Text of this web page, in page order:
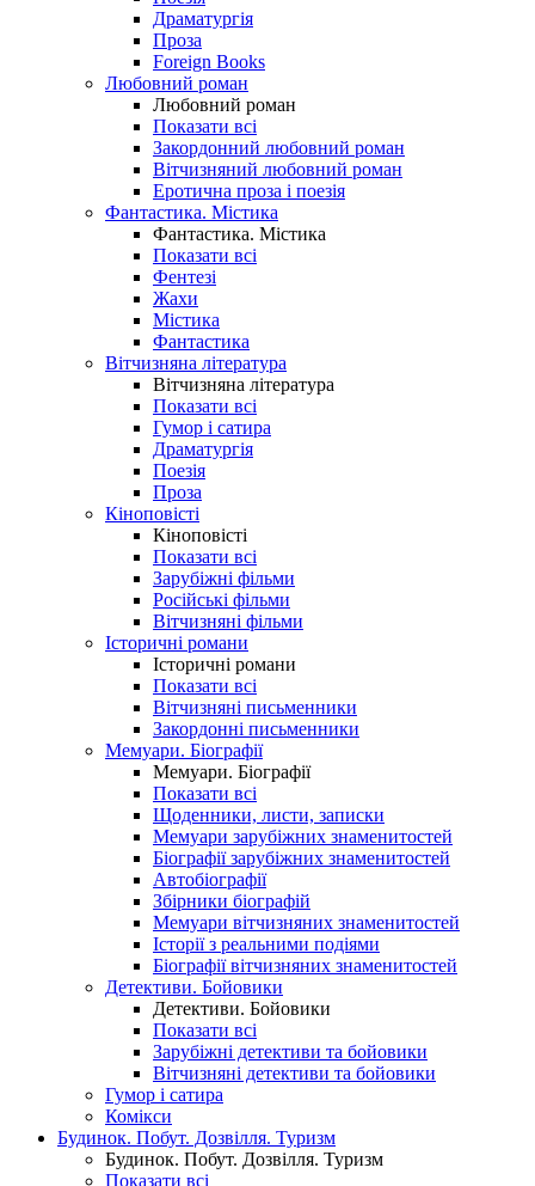
Драматургія
Проза
Foreign Books
Любовний роман
Любовний роман
Показати всі
Закордонний любовний роман
Вітчизняний любовний роман
Еротична проза і поезія
Фантастика. Містика
Фантастика. Містика
Показати всі
Фентезі
Жахи
Містика
Фантастика
Вітчизняна література
Вітчизняна література
Показати всі
Гумор і сатира
Драматургія
Поезія
Проза
Кіноповісті
Кіноповісті
Показати всі
Зарубіжні фільми
Російські фільми
Вітчизняні фільми
Історичні романи
Історичні романи
Показати всі
Вітчизняні письменники
Закордонні письменники
Мемуари. Біографії
Мемуари. Біографії
Показати всі
Щоденники, листи, записки
Мемуари зарубіжних знаменитостей
Біографії зарубіжних знаменитостей
Автобіографії
Збірники біографій
Мемуари вітчизняних знаменитостей
Історії з реальними подіями
Біографії вітчизняних знаменитостей
Детективи. Бойовики
Детективи. Бойовики
Показати всі
Зарубіжні детективи та бойовики
Вітчизняні детективи та бойовики
Гумор і сатира
Комікси
Будинок. Побут. Дозвілля. Туризм
Будинок. Побут. Дозвілля. Туризм
Показати всі